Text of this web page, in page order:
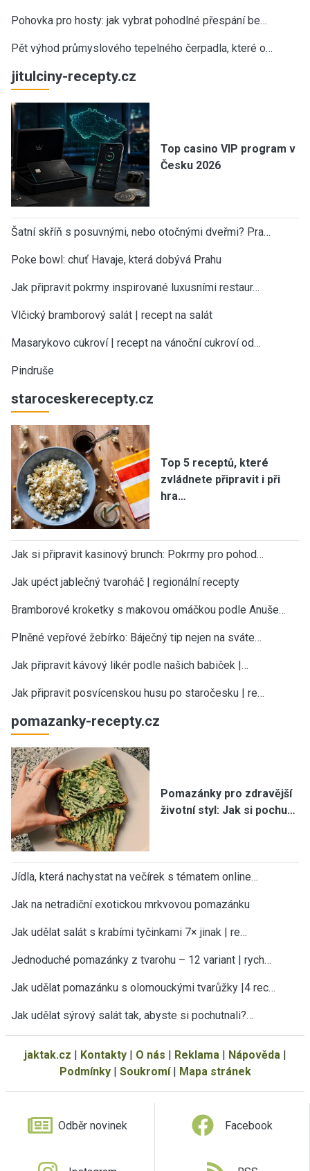
Pohovka pro hosty: jak vybrat pohodlné přespání be…
Pět výhod průmyslového tepelného čerpadla, které o…
jitulciny-recepty.cz
Top casino VIP program v
Česku 2026
Šatní skříň s posuvnými, nebo otočnými dveřmi? Pra…
Poke bowl: chuť Havaje, která dobývá Prahu
Jak připravit pokrmy inspirované luxusními restaur…
Vlčický bramborový salát | recept na salát
Masarykovo cukroví | recept na vánoční cukroví od…
Pindruše
staroceskerecepty.cz
Top 5 receptů, které
zvládnete připravit i při
hra…
Jak si připravit kasinový brunch: Pokrmy pro pohod…
Jak upéct jablečný tvaroháč | regionální recepty
Bramborové kroketky s makovou omáčkou podle Anuše…
Plněné vepřové žebírko: Báječný tip nejen na sváte…
Jak připravit kávový likér podle našich babiček |…
Jak připravit posvícenskou husu po staročesku | re…
pomazanky-recepty.cz
Pomazánky pro zdravější
životní styl: Jak si pochu…
Jídla, která nachystat na večírek s tématem online…
Jak na netradiční exotickou mrkvovou pomazánku
Jak udělat salát s krabími tyčinkami 7× jinak | re…
Jednoduché pomazánky z tvarohu – 12 variant | rych…
Jak udělat pomazánku s olomouckými tvarůžky |4 rec…
Jak udělat sýrový salát tak, abyste si pochutnali?…
jaktak.cz | Kontakty| O nás | Reklama| Nápověda|
Podmínky| Soukromí| Mapa stránek
Odběr novinek Facebook